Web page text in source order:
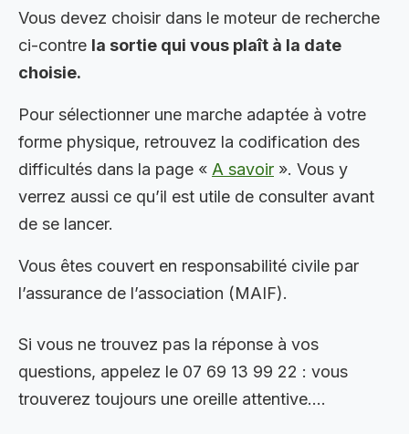
Vous devez choisir dans le moteur de recherche
ci-contre la sortie qui vous plaît à la date
choisie.
Pour sélectionner une marche adaptée à votre
forme physique, retrouvez la codification des
difficultés dans la page « A savoir ». Vous y
verrez aussi ce qu’il est utile de consulter avant
de se lancer.
Vous êtes couvert en responsabilité civile par
l’assurance de l’association (MAIF).
Si vous ne trouvez pas la réponse à vos
questions, appelez le 07 69 13 99 22 : vous
trouverez toujours une oreille attentive….